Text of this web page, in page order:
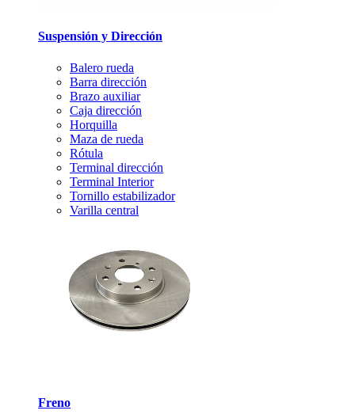
Suspensión y Dirección
Balero rueda
Barra dirección
Brazo auxiliar
Caja dirección
Horquilla
Maza de rueda
Rótula
Terminal dirección
Terminal Interior
Tornillo estabilizador
Varilla central
Freno